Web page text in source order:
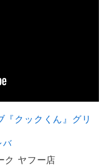
『クックくん』グリ
バ
ク ヤフー店